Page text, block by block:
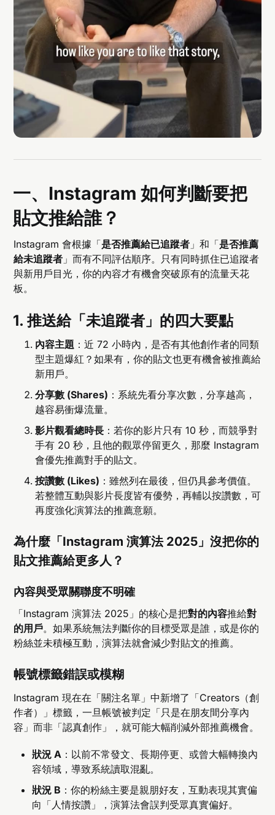
一、Instagram 如何判斷要把
貼文推給誰？
Instagram 會根據「是否推薦給已追蹤者 」和「是否推薦
給未追蹤者 」而有不同評估順序。只有同時抓住已追蹤者
與新用戶目光，你的內容才有機會突破原有的流量天花
板。
1. 推送給「未追蹤者」的四大要點
內容主題 ：近 72 小時內，是否有其他創作者的同類
型主題爆紅？如果有，你的貼文也更有機會被推薦給
新用戶。
分享數 (Shares) ：系統先看分享次數，分享越高，
越容易衝爆流量。
影片觀看總時長 ：若你的影片只有 10 秒，而競爭對
手有 20 秒，且他的觀眾停留更久，那麼 Instagram
會優先推薦對手的貼文。
按讚數 (Likes) ：雖然列在最後，但仍具參考價值。
若整體互動與影片長度皆有優勢，再輔以按讚數，可
再度強化演算法的推薦意願。
為什麼「Instagram 演算法 2025」沒把你的
貼文推薦給更多人？
內容與受眾關聯度不明確
「Instagram 演算法 2025」的核心是把對的內容推給對
的用戶。如果系統無法判斷你的目標受眾是誰，或是你的
粉絲並未積極互動，演算法就會減少對貼文的推薦。
帳號標籤錯誤或模糊
Instagram 現在在「關注名單」中新增了「Creators（創
作者）」標籤，一旦帳號被判定「只是在朋友間分享內
容」而非「認真創作」，就可能大幅削減外部推薦機會。
狀況 A ：以前不常發文、長期停更、或曾大幅轉換內
容領域，導致系統讀取混亂。
狀況 B ：你的粉絲主要是親朋好友，互動表現其實偏
向「人情按讚」，演算法會誤判受眾真實偏好。